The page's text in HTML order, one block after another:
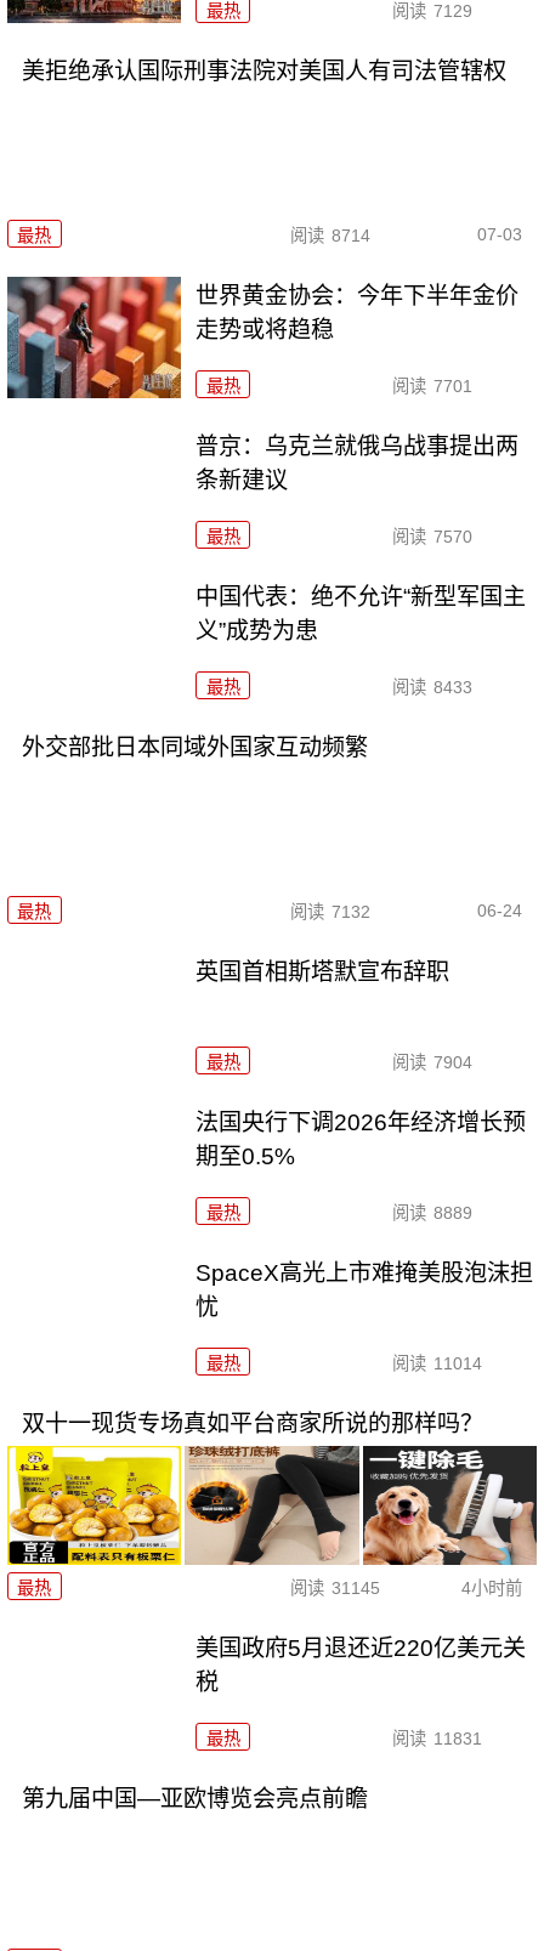
最热 阅读 7129
美拒绝承认国际刑事法院对美国人有司法管辖权
最热 阅读 8714 07-03
世界黄金协会：今年下半年金价
走势或将趋稳
最热 阅读 7701
普京：乌克兰就俄乌战事提出两
条新建议
最热 阅读 7570
中国代表：绝不允许“新型军国主
义”成势为患
最热 阅读 8433
外交部批日本同域外国家互动频繁
最热 阅读 7132 06-24
英国首相斯塔默宣布辞职
最热 阅读 7904
法国央行下调2026年经济增长预
期至0.5%
最热 阅读 8889
SpaceX高光上市难掩美股泡沫担
忧
最热 阅读 11014
双十一现货专场真如平台商家所说的那样吗？
最热 阅读 31145 4小时前
美国政府5月退还近220亿美元关
税
最热 阅读 11831
第九届中国—亚欧博览会亮点前瞻